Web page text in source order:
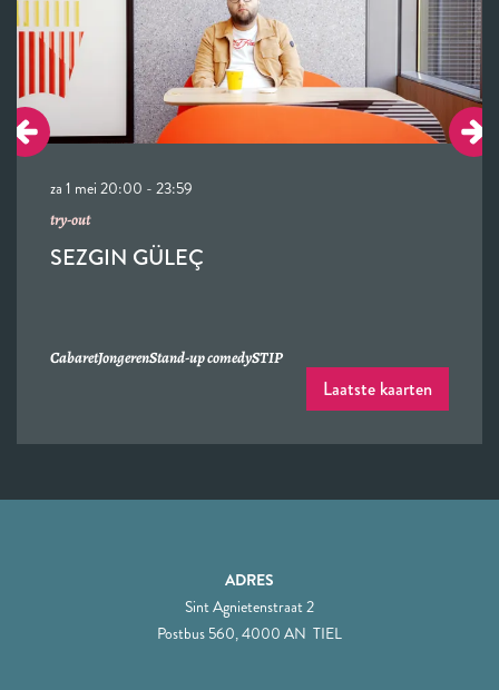
SEZGIN GÜLEÇ
try-out
za 1 mei 20:00 - 23:59
CabaretJongerenStand-up comedySTIP
Laatste kaarten
ADRES
Sint Agnietenstraat 2
Postbus 560, 4000 AN TIEL